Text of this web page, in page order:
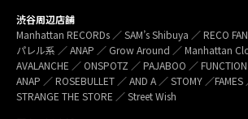
渋谷周辺店舗
Manhattan RECORDs ／ SAM’s Shibuya ／ RECO
パレル系 ／ ANAP ／ Grow Around ／ Manhattan
AVALANCHE ／ ONSPOTZ ／ PAJABOO ／
ANAP ／ ROSEBULLET ／ AND A ／ STOMY ／
STRANGE THE STORE ／ Street Wish